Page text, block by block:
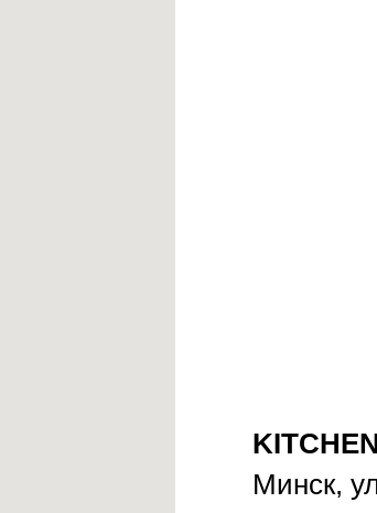
Минск,